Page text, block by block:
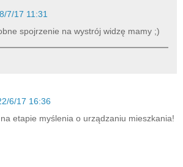
7/17 11:31
spojrzenie na wystrój widzę mamy ;)
6/17 16:36
na etapie myślenia o urządzaniu mieszkania!